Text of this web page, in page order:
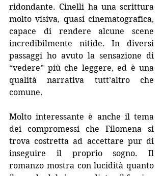
ridondante. Cinelli ha una scrittura
molto visiva, quasi cinematografica,
capace di rendere alcune scene
incredibilmente nitide. In diversi
passaggi ho avuto la sensazione di
“vedere” più che leggere, ed è una
qualità narrativa tutt’altro che
comune.
Molto interessante è anche il tema
dei compromessi che Filomena si
trova costretta ad accettare pur di
inseguire il proprio sogno. Il
romanzo mostra con lucidità quanto